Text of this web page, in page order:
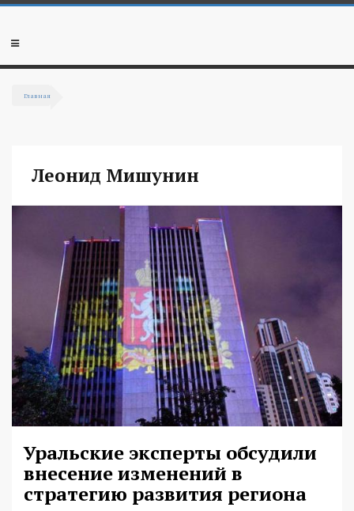
Перейти к основному содержанию
Мобильное
Главная
Леонид Мишунин
Уральские эксперты обсудили
внесение изменений в
стратегию развития региона